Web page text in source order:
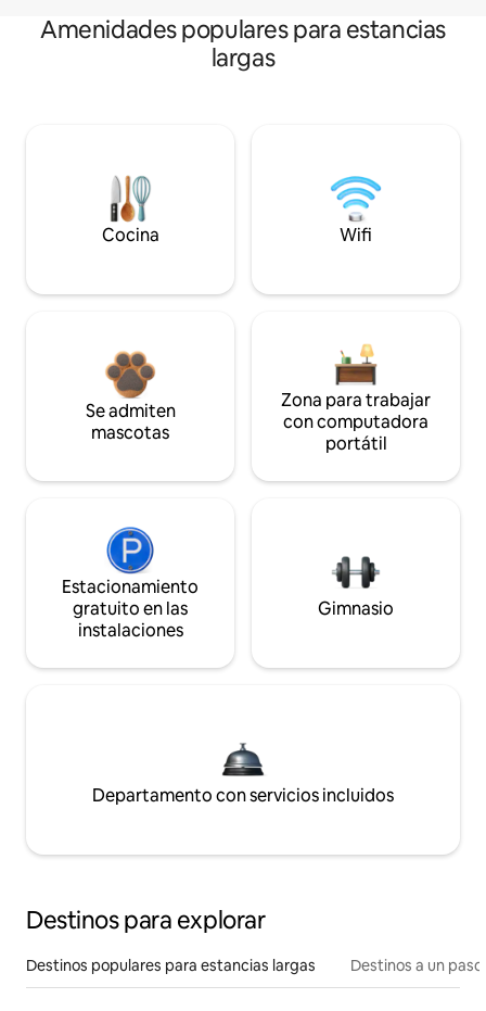
Amenidades populares para estancias
largas
Cocina Wifi
Se admiten
mascotas
Zona para trabajar
con computadora
portátil
Estacionamiento
gratuito en las
instalaciones
Gimnasio
Departamento con servicios incluidos
Destinos para explorar
Destinos populares para estancias largas Destinos a un